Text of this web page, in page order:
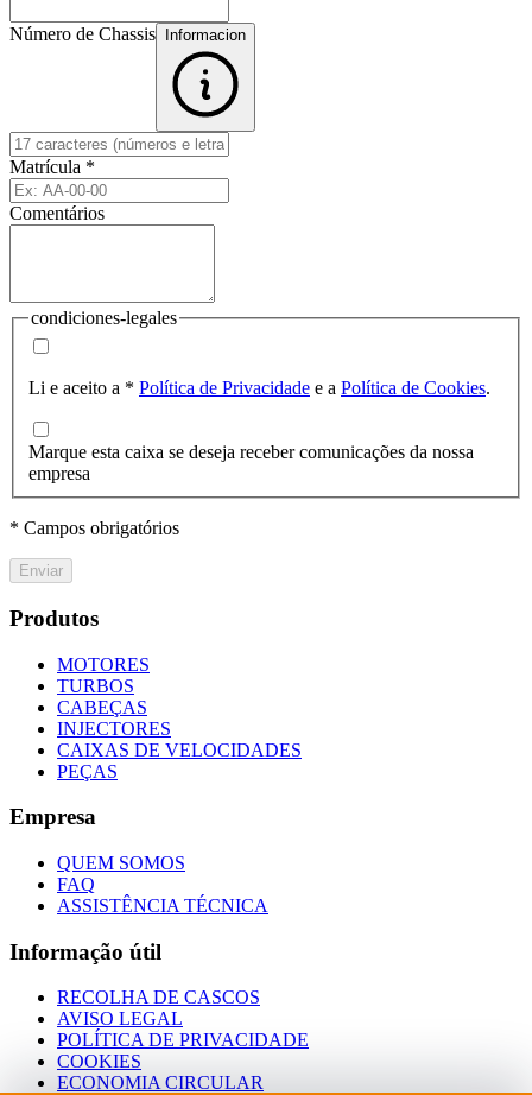
Número de Chassis Informacion
Matrícula *
Comentários
condiciones-legales
Li e aceito a * Política de Privacidade e a Política de Cookies.
Marque esta caixa se deseja receber comunicações da nossa
empresa
* Campos obrigatórios
Enviar
Produtos
MOTORES
TURBOS
CABEÇAS
INJECTORES
CAIXAS DE VELOCIDADES
PEÇAS
Empresa
QUEM SOMOS
FAQ
ASSISTÊNCIA TÉCNICA
Informação útil
RECOLHA DE CASCOS
AVISO LEGAL
POLÍTICA DE PRIVACIDADE
COOKIES
ECONOMIA CIRCULAR